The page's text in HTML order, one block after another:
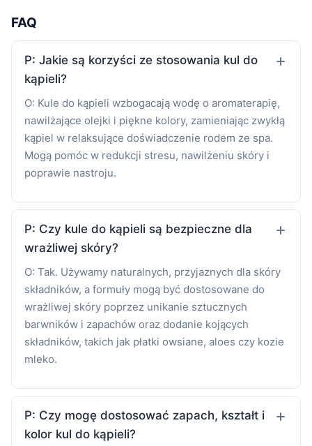
FAQ
P: Jakie są korzyści ze stosowania kul do
kąpieli?
O: Kule do kąpieli wzbogacają wodę o aromaterapię,
nawilżające olejki i piękne kolory, zamieniając zwykłą
kąpiel w relaksujące doświadczenie rodem ze spa.
Mogą pomóc w redukcji stresu, nawilżeniu skóry i
poprawie nastroju.
P: Czy kule do kąpieli są bezpieczne dla
wrażliwej skóry?
O: Tak. Używamy naturalnych, przyjaznych dla skóry
składników, a formuły mogą być dostosowane do
wrażliwej skóry poprzez unikanie sztucznych
barwników i zapachów oraz dodanie kojących
składników, takich jak płatki owsiane, aloes czy kozie
mleko.
P: Czy mogę dostosować zapach, kształt i
kolor kul do kąpieli?